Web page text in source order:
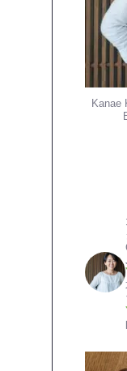
Kanae